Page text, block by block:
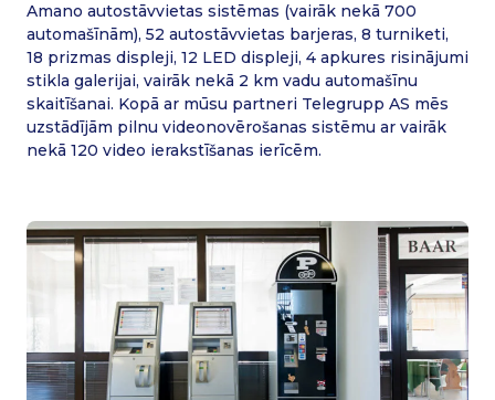
Amano autostāvvietas sistēmas (vairāk nekā 700
automašīnām), 52 autostāvvietas barjeras, 8 turniketi,
18 prizmas displeji, 12 LED displeji, 4 apkures risinājumi
stikla galerijai, vairāk nekā 2 km vadu automašīnu
skaitīšanai. Kopā ar mūsu partneri Telegrupp AS mēs
uzstādījām pilnu videonovērošanas sistēmu ar vairāk
nekā 120 video ierakstīšanas ierīcēm.